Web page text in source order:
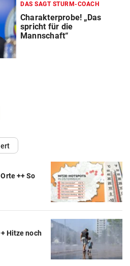
DAS SAGT STURM-COACH
Charakterprobe! „Das
spricht für die
Mannschaft“
++ So
Hitze noch